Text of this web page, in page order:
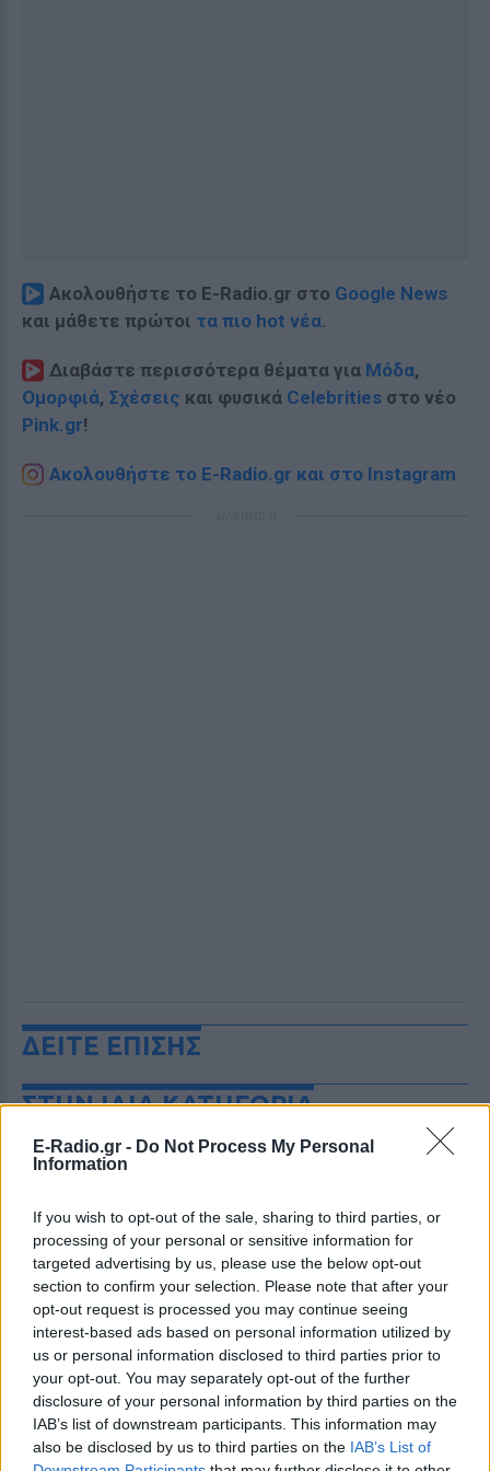
E-Radio.gr - Do Not Process My Personal
Information
If you wish to opt-out of the sale, sharing to third parties, or
processing of your personal or sensitive information for
targeted advertising by us, please use the below opt-out
section to confirm your selection. Please note that after your
opt-out request is processed you may continue seeing
interest-based ads based on personal information utilized by
us or personal information disclosed to third parties prior to
your opt-out. You may separately opt-out of the further
disclosure of your personal information by third parties on the
IAB’s list of downstream participants. This information may
also be disclosed by us to third parties on the IAB’s List of
Ακολουθήστε το E-Radio.gr στο Google News
και μάθετε πρώτοι τα πιο hot νέα.
Διαβάστε περισσότερα θέματα για Μόδα,
Ομορφιά, Σχέσεις και φυσικά Celebrities στο νέο
Pink.gr!
Ακολουθήστε το E-Radio.gr και στο Instagram
ΔΕΙΤΕ ΕΠΙΣΗΣ
ΣΤΗΝ ΙΔΙΑ ΚΑΤΗΓΟΡΙΑ
«Δεν θα το ξεχάσω όσο ζω»: Η
στιγμή που είδε τον Ιησού
ΣΉΜΕΡΑ
Η τραγουδίστρια περιέγραψε μέσα από
το Instagram μια εμπειρία που λέει πως
έζησε όταν ο γιος της νοσηλευόταν στο
νοσοκομείο της Αρτας.
Η Ιωάννα Τούνη δημοσίευσε
υλικό από τις διακοπές της στη
Μύκονο: Όσο και αν έχω
ταξιδέψει, αυτός είναι ο
αγαπημένος μου προορισμός